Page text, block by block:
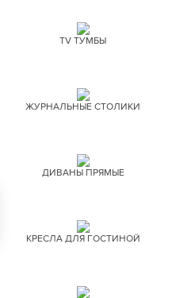
TV ТУМБЫ
ЖУРНАЛЬНЫЕ СТОЛИКИ
ДИВАНЫ ПРЯМЫЕ
КРЕСЛА ДЛЯ ГОСТИНОЙ